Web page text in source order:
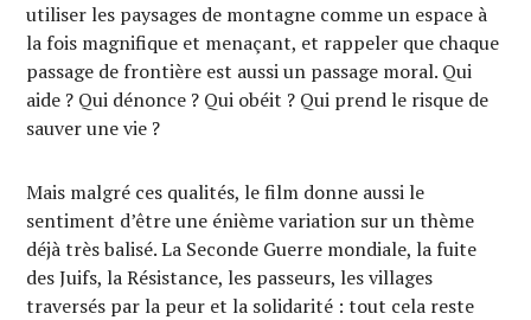
utiliser les paysages de montagne comme un espace à
la fois magnifique et menaçant, et rappeler que chaque
passage de frontière est aussi un passage moral. Qui
aide ? Qui dénonce ? Qui obéit ? Qui prend le risque de
sauver une vie ?
Mais malgré ces qualités, le film donne aussi le
sentiment d’être une énième variation sur un thème
déjà très balisé. La Seconde Guerre mondiale, la fuite
des Juifs, la Résistance, les passeurs, les villages
traversés par la peur et la solidarité : tout cela reste